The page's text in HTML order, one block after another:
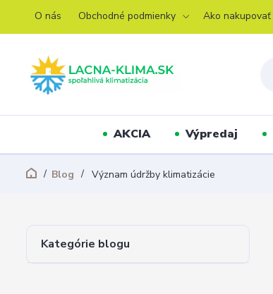
O nás Obchodné podmienky Ako nakupovať
AKCIA Výpredaj
Blog Význam údržby klimatizácie
Kategórie blogu